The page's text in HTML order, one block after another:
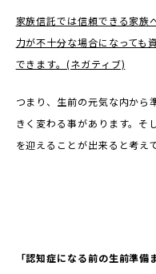
家族信託では信頼できる家族
力が不十分な場合になっても
できます。(ネガティブ)
つまり、生前の元気な内から
きく変わる事があります。そ
を迎えることが出来ると考え
「認知症になる前の生前準備